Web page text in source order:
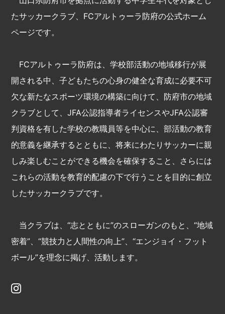
たサッカークラブ、FCアルトゥーラ防府の公式ホーム
ページです。
FCアルトゥーラ防府は、学校部活動の地域移行が展
開される中、子どもたちの心身の健全な育成に必要不可
欠な新たなスポーツ環境の構築に向けて、防府市の地域
クラブとして、JFA公認指導者ライセンスやJFA公認審
判資格を有した学校の教職員等を中心に、部活動の教育
的意義を継承するとともに、将来にわたりサッカーに親
しみ楽しむことができる機会を確保すること、さらには
これらの活動を教育的配慮の下で行うことを目的に創立
したサッカークラブです。
当クラブは、“志とともに”のスローガンのもと、“地域
密着”、“競技力と人間性の向上”、“エンジョイ・フット
ボール”を理念に掲げ、活動します。